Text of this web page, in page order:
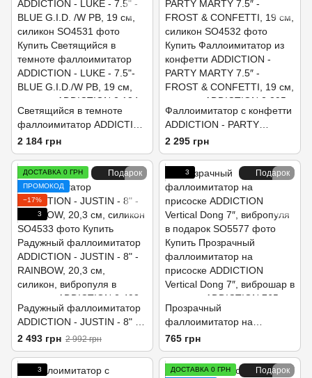
Светящийся в темноте
фаллоимитатор ADDICTION
- LUKE - 7.5" - BLUE G.I.D.
/W PB, 19 см, силикон
2 184 грн
Фаллоимитатор с конфетти
ADDICTION - PARTY
MARTY 7.5″ - FROST &
CONFETTI, 19 см, силикон
2 295 грн
Подарок
ДОСТАВКА 0 ГРН
ПРОМОКОД
−17%
3
Радужный фаллоимитатор
ADDICTION - JUSTIN - 8" -
RAINBOW, 20,3 см, силикон
2 493 грн 2 992 грн
Подарок
3
Прозрачный
фаллоимитатор на
присоске ADDICTION
Vertical Dong 7″, вибропуля
в подарок
765 грн
3 Подарок
ДОСТАВКА 0 ГРН